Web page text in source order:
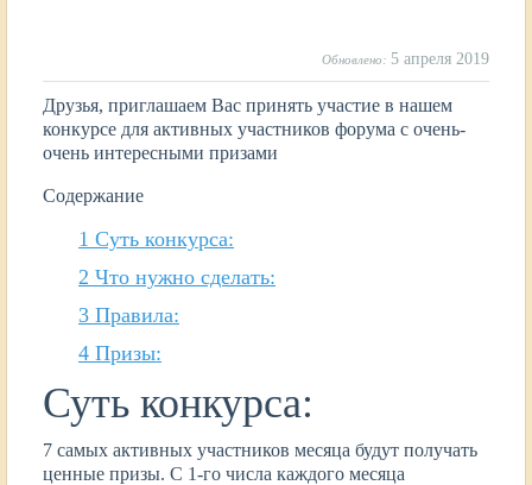
Обновлено: 5 апреля 2019
Друзья, приглашаем Вас принять участие в нашем
конкурсе для активных участников форума с очень-
очень интересными призами
Содержание
1 Суть конкурса:
2 Что нужно сделать:
3 Правила:
4 Призы:
Суть конкурса:
7 самых активных участников месяца будут получать
ценные призы. С 1-го числа каждого месяца